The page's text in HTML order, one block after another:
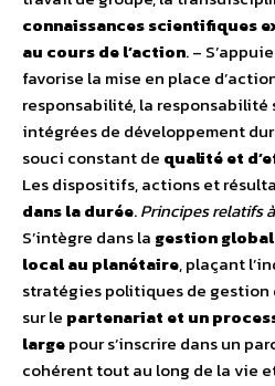
connaissances scientifiques
au cours de l’action. –
favorise la mise en place
responsabilité, la responsabilité
intégrées de développement
souci constant de qualité et
Les dispositifs, actions et
dans la durée.Principes relatifs
S’intègre dans la gestion
local au planétaire, plaçant
stratégies politiques de gestion
sur le partenariat et un
largepour s’inscrire dans un
cohérent tout au long de la vie